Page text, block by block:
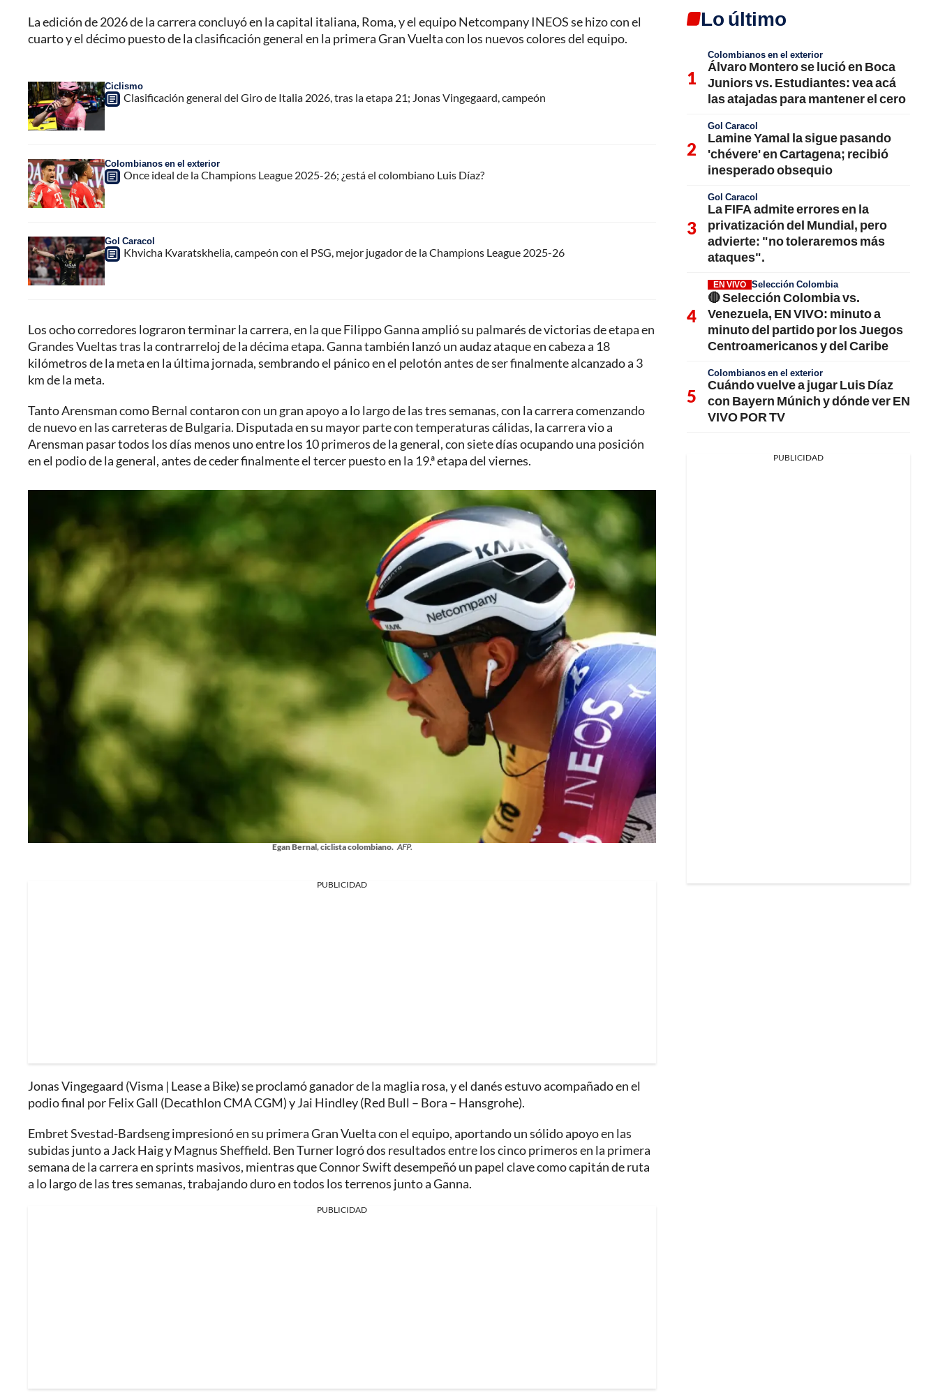
La edición de 2026 de la carrera concluyó en la capital italiana, Roma, y el equipo Netcompany INEOS se hizo con el
cuarto y el décimo puesto de la clasificación general en la primera Gran Vuelta con los nuevos colores del equipo.
Ciclismo
Clasificación general del Giro de Italia 2026, tras la etapa 21; Jonas Vingegaard, campeón
Colombianos en el exterior
Once ideal de la Champions League 2025-26; ¿está el colombiano Luis Díaz?
Gol Caracol
Khvicha Kvaratskhelia, campeón con el PSG, mejor jugador de la Champions League 2025-26
Los ocho corredores lograron terminar la carrera, en la que Filippo Ganna amplió su palmarés de victorias de etapa en
Grandes Vueltas tras la contrarreloj de la décima etapa. Ganna también lanzó un audaz ataque en cabeza a 18
kilómetros de la meta en la última jornada, sembrando el pánico en el pelotón antes de ser finalmente alcanzado a 3
km de la meta.
Tanto Arensman como Bernal contaron con un gran apoyo a lo largo de las tres semanas, con la carrera comenzando
de nuevo en las carreteras de Bulgaria. Disputada en su mayor parte con temperaturas cálidas, la carrera vio a
Arensman pasar todos los días menos uno entre los 10 primeros de la general, con siete días ocupando una posición
en el podio de la general, antes de ceder finalmente el tercer puesto en la 19.ª etapa del viernes.
Egan Bernal, ciclista colombiano. AFP.
PUBLICIDAD
Jonas Vingegaard (Visma | Lease a Bike) se proclamó ganador de la maglia rosa, y el danés estuvo acompañado en el
podio final por Felix Gall (Decathlon CMA CGM) y Jai Hindley (Red Bull – Bora – Hansgrohe).
Embret Svestad-Bardseng impresionó en su primera Gran Vuelta con el equipo, aportando un sólido apoyo en las
subidas junto a Jack Haig y Magnus Sheffield. Ben Turner logró dos resultados entre los cinco primeros en la primera
semana de la carrera en sprints masivos, mientras que Connor Swift desempeñó un papel clave como capitán de ruta
a lo largo de las tres semanas, trabajando duro en todos los terrenos junto a Ganna.
PUBLICIDAD
Lo último
Colombianos en el exterior
Álvaro Montero se lució en Boca
Juniors vs. Estudiantes: vea acá
las atajadas para mantener el cero
Gol Caracol
Lamine Yamal la sigue pasando
'chévere' en Cartagena; recibió
inesperado obsequio
Gol Caracol
La FIFA admite errores en la
privatización del Mundial, pero
advierte: "no toleraremos más
ataques".
EN VIVO Selección Colombia
🔴 Selección Colombia vs.
Venezuela, EN VIVO: minuto a
minuto del partido por los Juegos
Centroamericanos y del Caribe
Colombianos en el exterior
Cuándo vuelve a jugar Luis Díaz
con Bayern Múnich y dónde ver EN
VIVO POR TV
PUBLICIDAD